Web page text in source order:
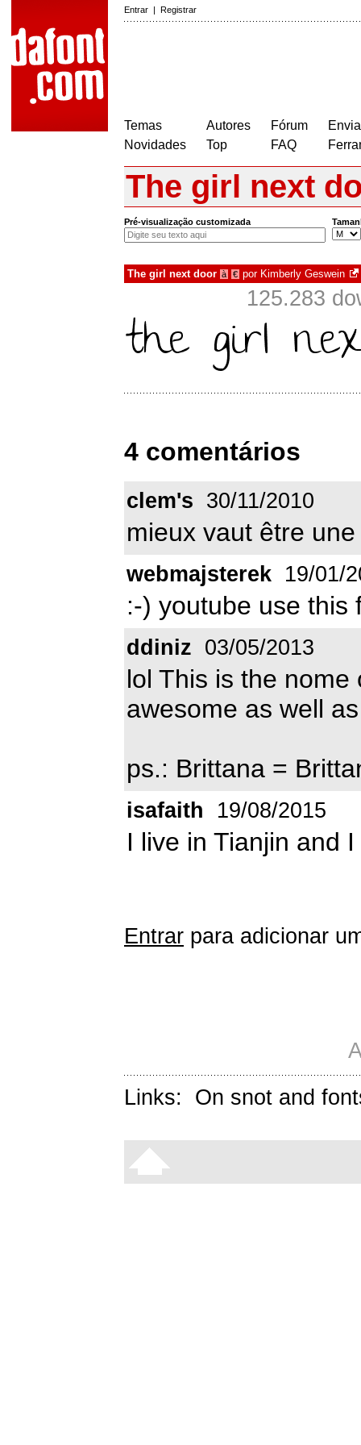
Entrar | Registrar
Temas
Novidades
Autores
Top
Fórum
FAQ
The girl next
Pré-visualização customizada
The girl next door à € por Kimberly Geswein
125.283
4 comentários
clem's 30/11/2010
mieux vaut être
webmajsterek 19/01/
:-) youtube use this
ddiniz 03/05/2013
lol This is the nome
awesome as well
ps.: Brittana =
isafaith 19/08/2015
I live in Tianjin and
Entrar para adicionar
Links: On snot and